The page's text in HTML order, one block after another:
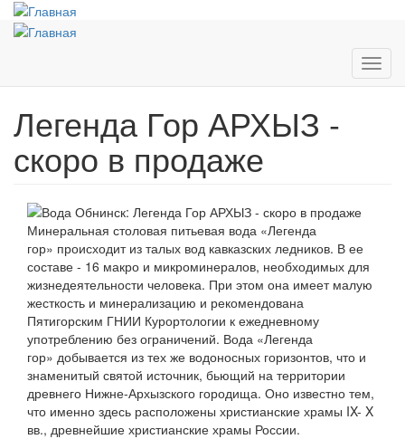
Перейти
Легенда Гор АРХЫЗ -
скоро в продаже
Минеральная столовая питьевая вода «Легенда
гор» происходит из талых вод кавказских ледников. В ее
составе - 16 макро и микроминералов, необходимых для
жизнедеятельности человека. При этом она имеет малую
жесткость и минерализацию и рекомендована
Пятигорским ГНИИ Курортологии к ежедневному
употреблению без ограничений. Вода «Легенда
гор» добывается из тех же водоносных горизонтов, что и
знаменитый святой источник, бьющий на территории
древнего Нижне-Архызского городища. Оно известно тем,
что именно здесь расположены христианские храмы IX- X
вв., древнейшие христианские храмы России.